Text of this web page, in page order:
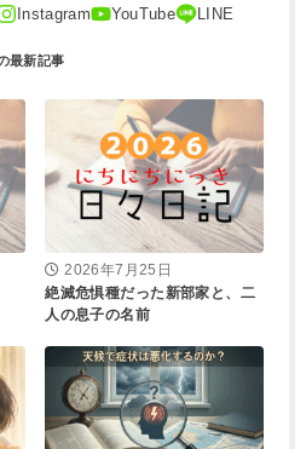
2026年7月25日
絶滅危惧種だった新部家と、二
人の息子の名前